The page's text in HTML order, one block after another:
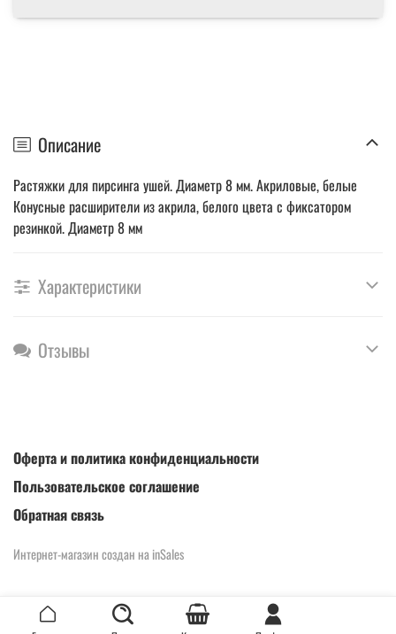
Описание
Растяжки для пирсинга ушей. Диаметр 8 мм. Акриловые, белые
Конусные расширители из акрила, белого цвета с фиксатором
резинкой. Диаметр 8 мм
Характеристики
Отзывы
Оферта и политика конфиденциальности
Пользовательское соглашение
Обратная связь
Интернет-магазин создан на inSales